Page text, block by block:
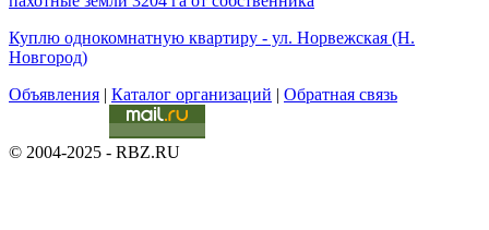
Куплю однокомнатную квартиру - ул. Норвежская (Н.
Новгород)
Объявления | Каталог организаций | Обратная связь
© 2004-2025 - RBZ.RU